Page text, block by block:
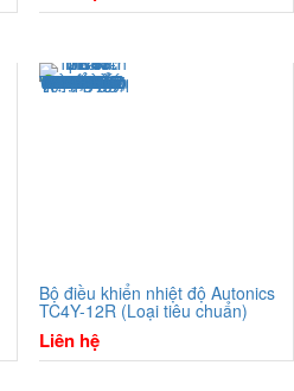
Bộ điều khiển nhiệt độ Autonics
TC4Y-12R (Loại tiêu chuẩn)
Liên hệ